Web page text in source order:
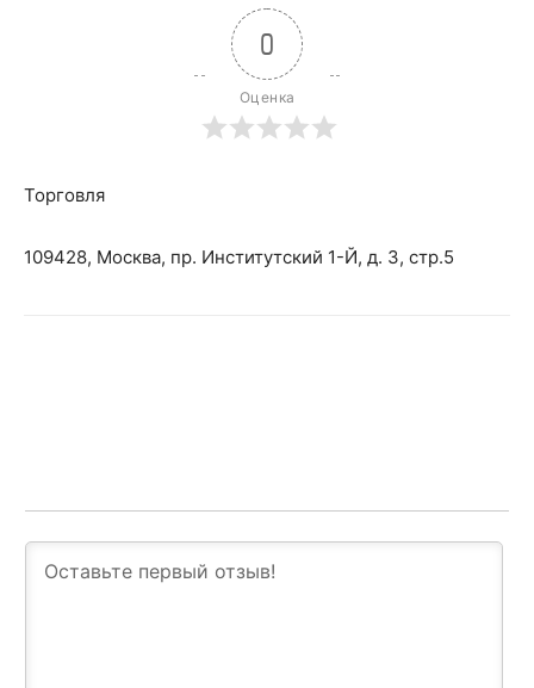
0
Оценка
Торговля
109428, Москва, пр. Институтский 1-Й, д. 3, стр.5